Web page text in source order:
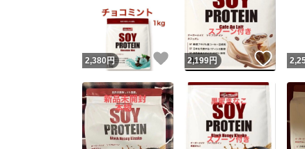
2,380 円 いいね！
2,199円 いい